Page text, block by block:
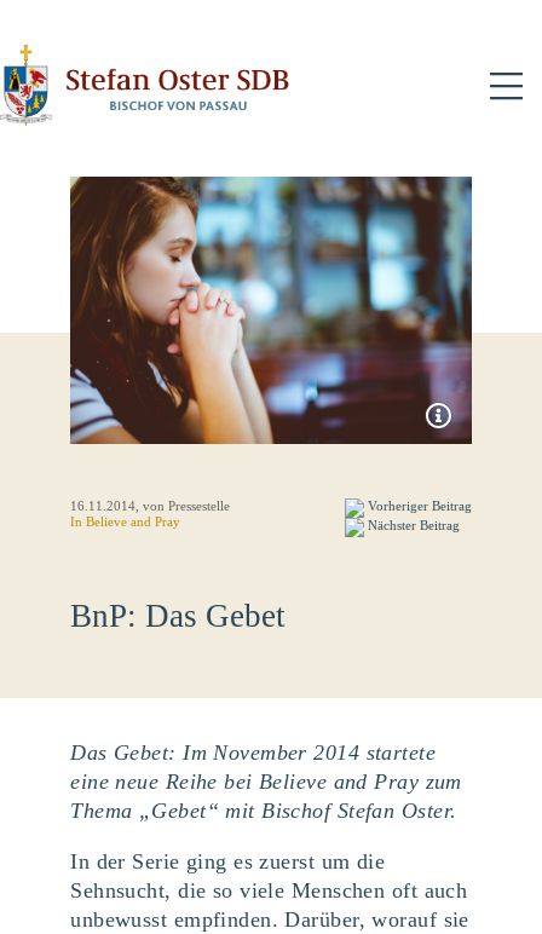
16.11.2014 , von Pressestelle
InBelieve and Pray
Vorheriger Beitrag
Nächster Beitrag
BnP: Das Gebet
Das Gebet: Im November 2014 startete
eine neue Reihe bei Believe and Pray zum
Thema „Gebet“ mit Bischof Stefan Oster.
In der Serie ging es zuerst um die
Sehnsucht, die so viele Menschen oft auch
unbewusst empfinden. Darüber, worauf sie